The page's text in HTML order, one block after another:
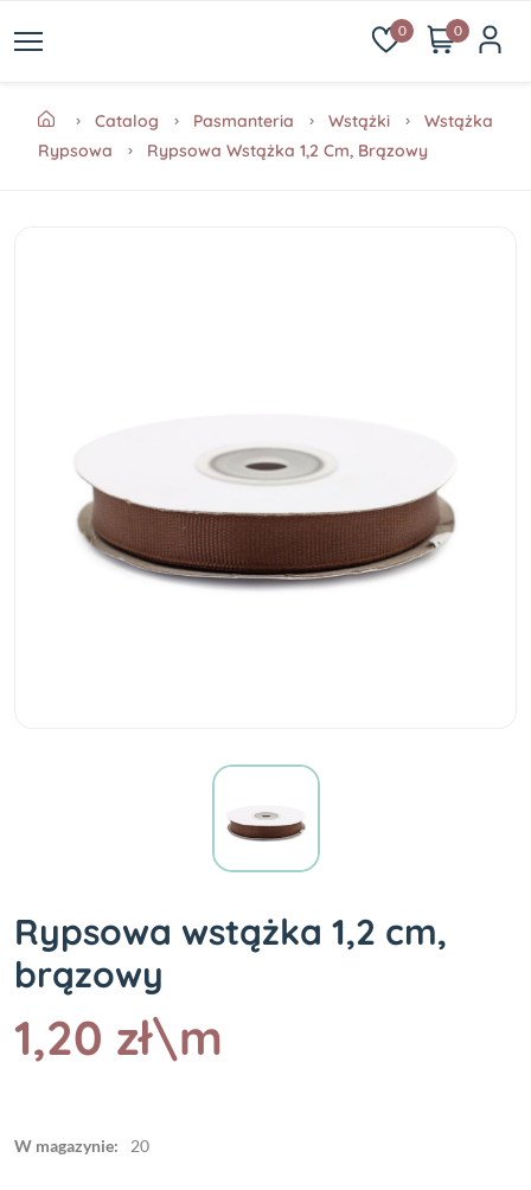
0 0
Catalog Pasmanteria Wstążki
Wstążka
Rypsowa
Rypsowa Wstążka 1,2 Cm, Brązowy
Rypsowa wstążka 1,2 cm,
brązowy
1,20 zł\m
W magazynie: 20